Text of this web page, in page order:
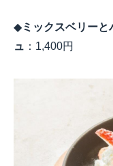
◆ミックスベリー
ュ ： 1,400円